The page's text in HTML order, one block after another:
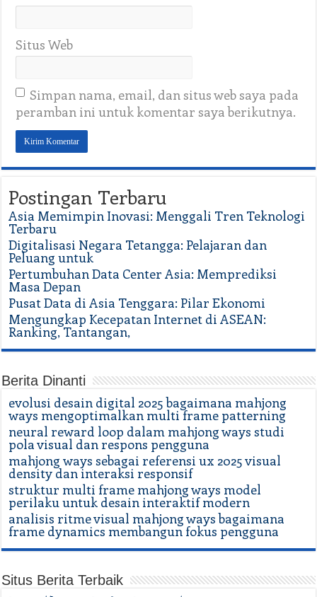
Situs Web
Simpan nama, email, dan situs web saya pada
peramban ini untuk komentar saya berikutnya.
Postingan Terbaru
Asia Memimpin Inovasi: Menggali Tren Teknologi
Terbaru
Digitalisasi Negara Tetangga: Pelajaran dan
Peluang untuk
Pertumbuhan Data Center Asia: Memprediksi
Masa Depan
Pusat Data di Asia Tenggara: Pilar Ekonomi
Mengungkap Kecepatan Internet di ASEAN:
Ranking, Tantangan,
Berita Dinanti
evolusi desain digital 2025 bagaimana mahjong
ways mengoptimalkan multi frame patterning
neural reward loop dalam mahjong ways studi
pola visual dan respons pengguna
mahjong ways sebagai referensi ux 2025 visual
density dan interaksi responsif
struktur multi frame mahjong ways model
perilaku untuk desain interaktif modern
analisis ritme visual mahjong ways bagaimana
frame dynamics membangun fokus pengguna
Situs Berita Terbaik